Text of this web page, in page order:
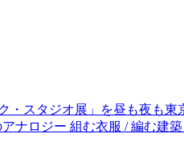
・スタジオ展」を昼も夜も東
ナロジー 組む衣服 / 編む建築